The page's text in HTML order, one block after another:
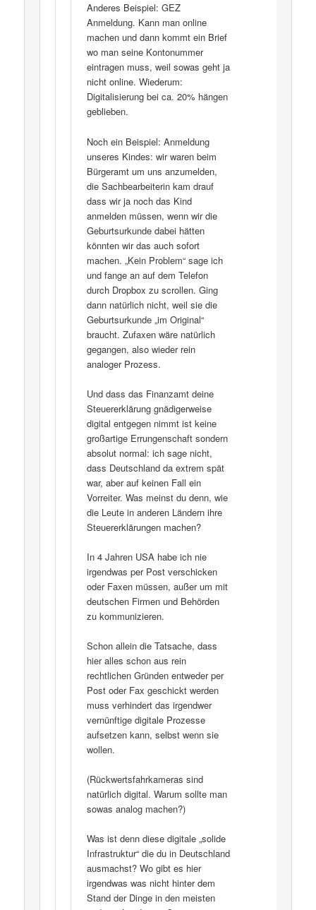
Anderes Beispiel: GEZ
Anmeldung. Kann man online
machen und dann kommt ein Brief
wo man seine Kontonummer
eintragen muss, weil sowas geht ja
nicht online. Wiederum:
Digitalisierung bei ca. 20% hängen
geblieben.
Noch ein Beispiel: Anmeldung
unseres Kindes: wir waren beim
Bürgeramt um uns anzumelden,
die Sachbearbeiterin kam drauf
dass wir ja noch das Kind
anmelden müssen, wenn wir die
Geburtsurkunde dabei hätten
könnten wir das auch sofort
machen. „Kein Problem“ sage ich
und fange an auf dem Telefon
durch Dropbox zu scrollen. Ging
dann natürlich nicht, weil sie die
Geburtsurkunde „im Original“
braucht. Zufaxen wäre natürlich
gegangen, also wieder rein
analoger Prozess.
Und dass das Finanzamt deine
Steuererklärung gnädigerweise
digital entgegen nimmt ist keine
großartige Errungenschaft sondern
absolut normal: ich sage nicht,
dass Deutschland da extrem spät
war, aber auf keinen Fall ein
Vorreiter. Was meinst du denn, wie
die Leute in anderen Ländern ihre
Steuererklärungen machen?
In 4 Jahren USA habe ich nie
irgendwas per Post verschicken
oder Faxen müssen, außer um mit
deutschen Firmen und Behörden
zu kommunizieren.
Schon allein die Tatsache, dass
hier alles schon aus rein
rechtlichen Gründen entweder per
Post oder Fax geschickt werden
muss verhindert das irgendwer
vernünftige digitale Prozesse
aufsetzen kann, selbst wenn sie
wollen.
(Rückwertsfahrkameras sind
natürlich digital. Warum sollte man
sowas analog machen?)
Was ist denn diese digitale „solide
Infrastruktur“ die du in Deutschland
ausmachst? Wo gibt es hier
irgendwas was nicht hinter dem
Stand der Dinge in den meisten